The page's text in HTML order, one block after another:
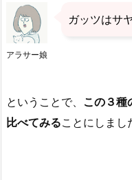
アラサー娘
ガッツはサ
ということで、 この３種
比べてみることにしまし